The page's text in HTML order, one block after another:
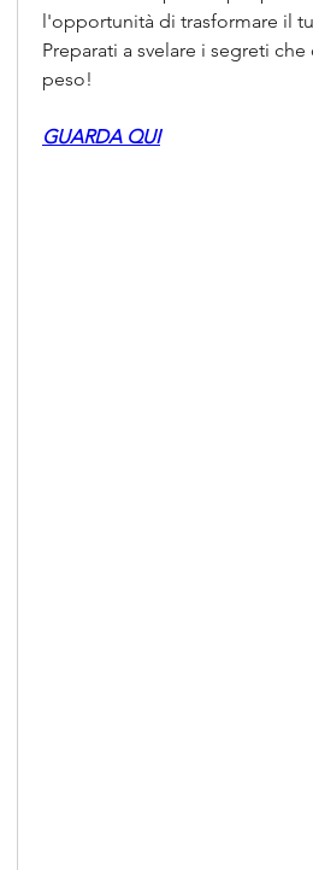
l'opportunità di trasformare il
Preparati a svelare i segreti
peso!
GUARDA QUI